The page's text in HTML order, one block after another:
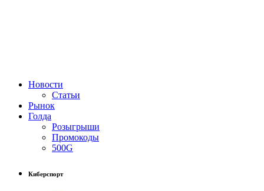
Новости
Статьи
Рынок
Голда
Розыгрыши
Промокоды
500G
Киберспорт